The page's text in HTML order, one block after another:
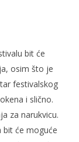
bit će
osim što je
festivalskog
i slično.
za narukvicu.
bit će moguće